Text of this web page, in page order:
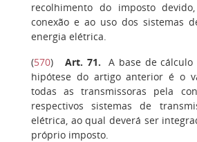
recolhimento do imposto
conexão e ao uso dos sistemas
energia elétrica.
(570)Art. 71.
A base de
hipótese do artigo anterior é o
todas as transmissoras pela
respectivos sistemas de
elétrica, ao qual deverá ser
próprio imposto.